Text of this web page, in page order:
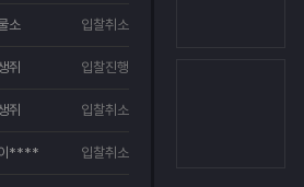
소 입찰취소
쥐 입찰진행
쥐 입찰취소
**** 입찰취소